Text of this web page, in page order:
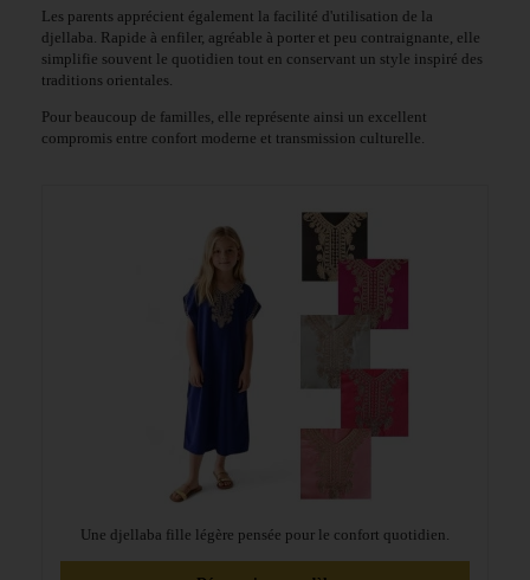
Les parents apprécient également la facilité d'utilisation de la
djellaba. Rapide à enfiler, agréable à porter et peu contraignante, elle
simplifie souvent le quotidien tout en conservant un style inspiré des
traditions orientales.
Pour beaucoup de familles, elle représente ainsi un excellent
compromis entre confort moderne et transmission culturelle.
Une djellaba fille légère pensée pour le confort quotidien.